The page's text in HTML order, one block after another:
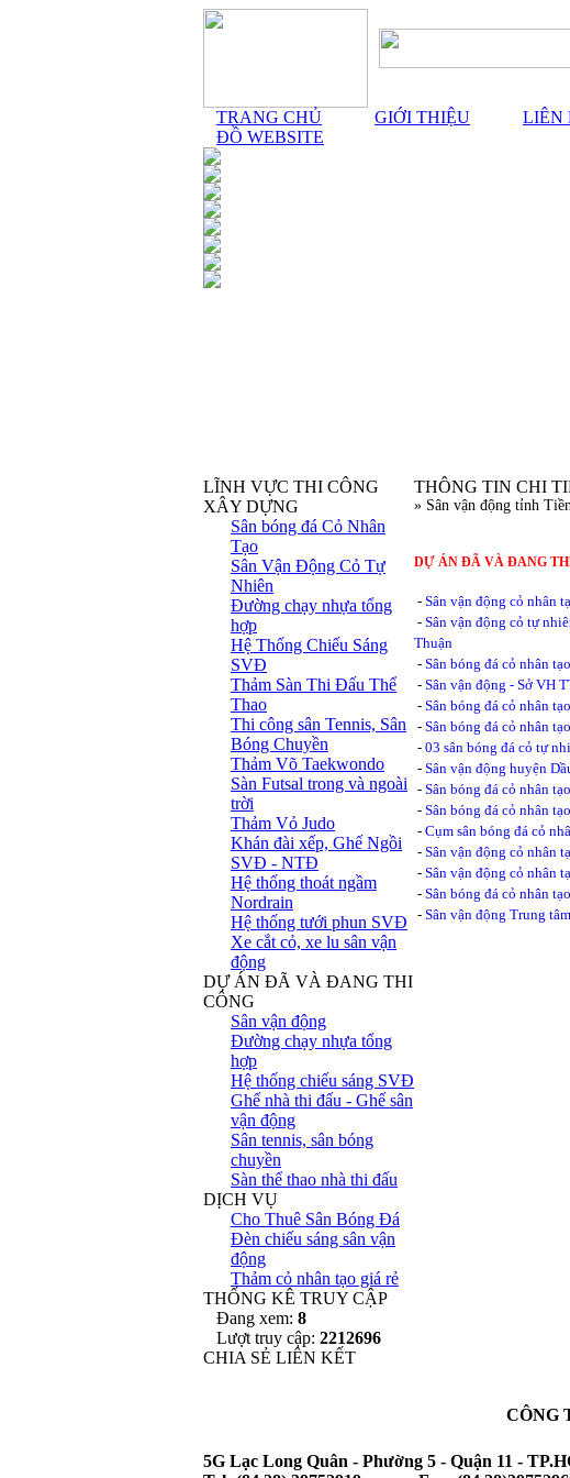
TRANG CHỦ GIỚI THIỆU LIÊN
ĐỒ WEBSITE
LĨNH VỰC THI CÔNG
XÂY DỰNG
Sân bóng đá Cỏ Nhân
Tạo
Sân Vận Động Cỏ Tự
Nhiên
Đường chạy nhựa tổng
hợp
Hệ Thống Chiếu Sáng
SVĐ
Thảm Sàn Thi Đấu Thể
Thao
Thi công sân Tennis, Sân
Bóng Chuyền
Thảm Võ Taekwondo
Sàn Futsal trong và ngoài
trời
Thảm Vỏ Judo
Khán đài xếp, Ghế Ngồi
SVĐ - NTĐ
Hệ thống thoát ngầm
Nordrain
Hệ thống tưới phun SVĐ
Xe cắt cỏ, xe lu sân vận
động
DỰ ÁN ĐÃ VÀ ĐANG THI
CÔNG
Sân vận động
Đường chạy nhựa tổng
hợp
Hệ thống chiếu sáng SVĐ
Ghế nhà thi đấu - Ghế sân
vận động
Sân tennis, sân bóng
chuyền
Sàn thể thao nhà thi đấu
DỊCH VỤ
Cho Thuê Sân Bóng Đá
Đèn chiếu sáng sân vận
động
Thảm cỏ nhân tạo giá rẻ
THỐNG KÊ TRUY CẬP
Đang xem: 8
Lượt truy cập: 2212696
CHIA SẺ LIÊN KẾT
THÔNG TIN CHI
» Sân vận động tỉnh
DỰ ÁN ĐÃ VÀ ĐANG
- Sân vận động cỏ nhân
- Sân vận động cỏ tự
Thuận
- Sân bóng đá cỏ nhân
- Sân vận động - Sở VH
- Sân bóng đá cỏ nhân
- Sân bóng đá cỏ nhân
- 03 sân bóng đá cỏ tự
- Sân vận động huyện
- Sân bóng đá cỏ nhân
- Sân bóng đá cỏ nhân
- Cụm sân bóng đá cỏ
- Sân vận động cỏ nhân
- Sân vận động cỏ nhân
- Sân bóng đá cỏ nhân
- Sân vận động Trung
CÔNG
5G Lạc Long Quân - Phường 5 - Quận 11 -